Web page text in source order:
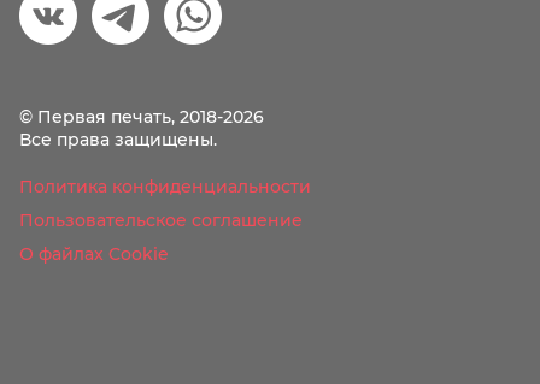
© Первая печать, 2018-2026
Все права защищены.
Политика конфиденциальности
Пользовательское соглашение
О файлах Cookie